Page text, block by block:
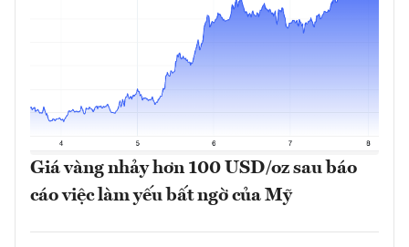
Giá vàng nhảy hơn 100 USD/oz sau báo
cáo việc làm yếu bất ngờ của Mỹ